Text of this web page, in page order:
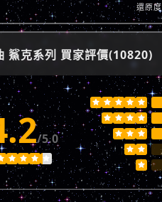
還原度
鯊克系列 買家評價(10820)
/5.0
   
    
   
  
 
